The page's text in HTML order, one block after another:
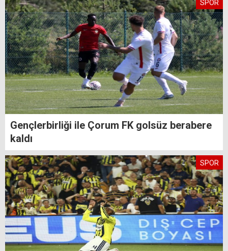
SPOR
Gençlerbirliği ile Çorum FK golsüz berabere
kaldı
SPOR